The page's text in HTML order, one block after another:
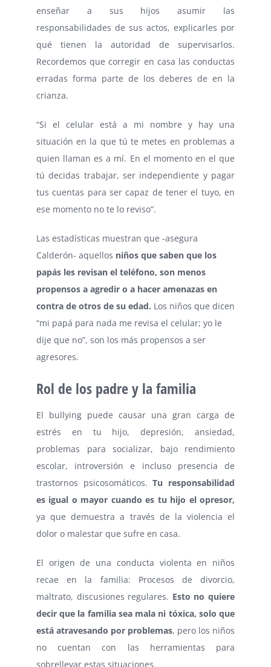
enseñar a sus hijos asumir las
responsabilidades de sus actos, explicarles por
qué tienen la autoridad de supervisarlos.
Recordemos que corregir en casa las conductas
erradas forma parte de los deberes de en la
crianza.
“Si el celular está a mi nombre y hay una
situación en la que tú te metes en problemas a
quien llaman es a mí. En el momento en el que
tú decidas trabajar, ser independiente y pagar
tus cuentas para ser capaz de tener el tuyo, en
ese momento no te lo reviso”.
Las estadísticas muestran que -asegura
Calderón- aquellos niños que saben que los
papás les revisan el teléfono, son menos
propensos a agredir o a hacer amenazas en
contra de otros de su edad. Los niños que dicen
“mi papá para nada me revisa el celular; yo le
dije que no”, son los más propensos a ser
agresores.
Rol de los padre y la familia
El bullying puede causar una gran carga de
estrés en tu hijo, depresión, ansiedad,
problemas para socializar, bajo rendimiento
escolar, introversión e incluso presencia de
trastornos psicosomáticos.Tu responsabilidad
es igual o mayor cuando es tu hijo el opresor,
ya que demuestra a través de la violencia el
dolor o malestar que sufre en casa.
El origen de una conducta violenta en niños
recae en la familia: Procesos de divorcio,
maltrato, discusiones regulares. Esto no quiere
decir que la familia sea mala ni tóxica, solo que
está atravesando por problemas, pero los niños
no cuentan con las herramientas para
sobrellevar estas situaciones.